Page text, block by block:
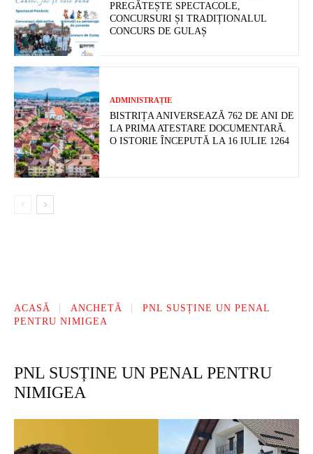
PREGĂTEȘTE SPECTACOLE,
CONCURSURI ȘI TRADIȚIONALUL
CONCURS DE GULAȘ
ADMINISTRAȚIE
BISTRIȚA ANIVERSEAZĂ 762 DE ANI DE
LA PRIMA ATESTARE DOCUMENTARĂ.
O ISTORIE ÎNCEPUTĂ LA 16 IULIE 1264